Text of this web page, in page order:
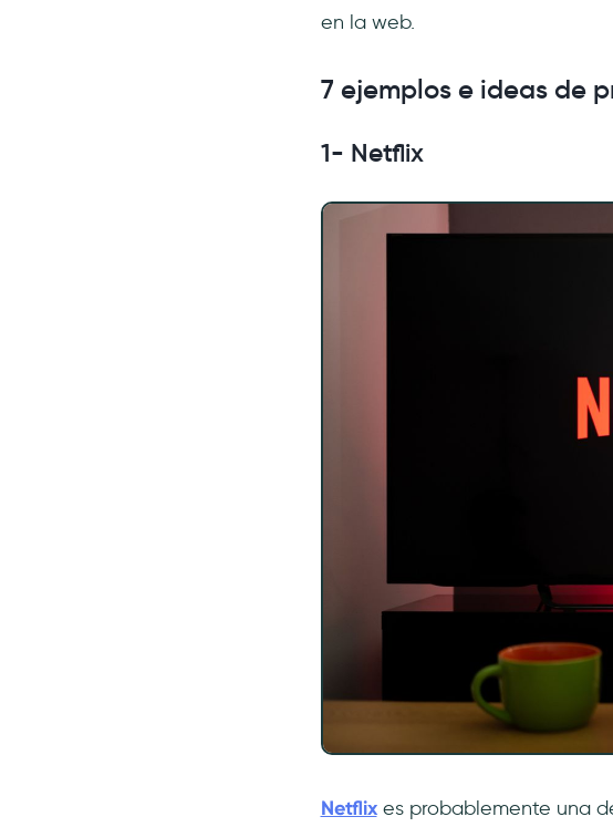
en la web.
7 ejemplos e ideas de
1- Netflix
Netflixes probablemente una